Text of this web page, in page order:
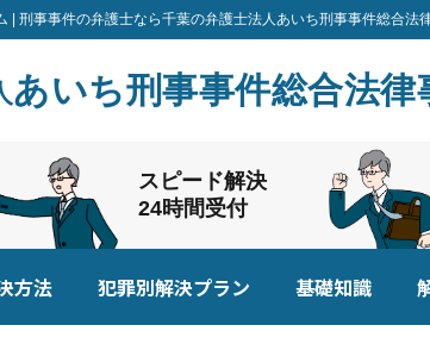
| 刑事事件の弁護士なら千葉の弁護士法人あいち刑事事件総合法
あいち刑事事件総合法律
スピード解決
24時間受付
方法 犯罪別解決プラン 基礎知識